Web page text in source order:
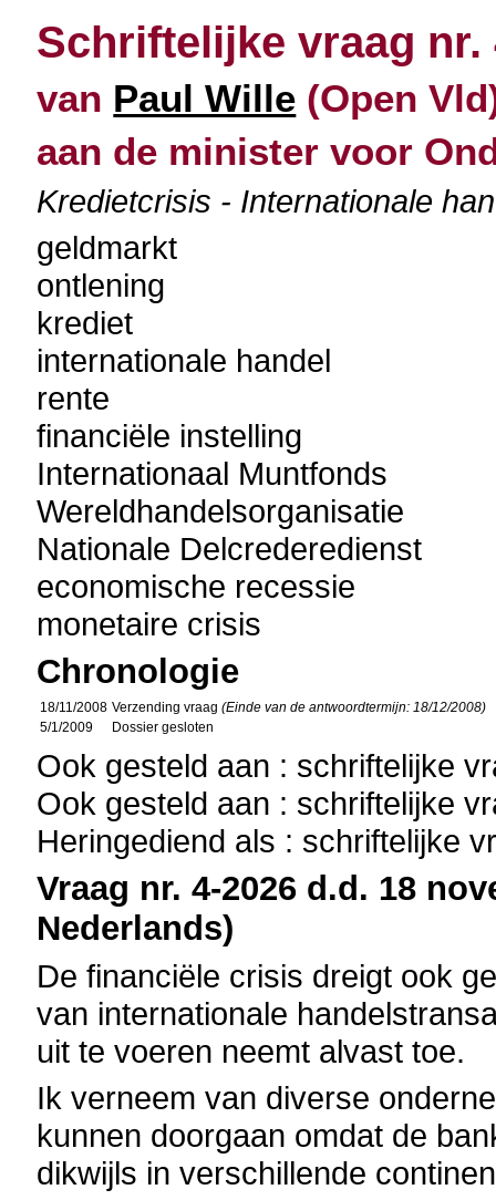
Schriftelijke vraag nr.
van Paul Wille (Open
aan de minister voor
Kredietcrisis - Internationale
geldmarkt
ontlening
krediet
internationale handel
rente
financiële instelling
Internationaal Muntfonds
Wereldhandelsorganisatie
Nationale Delcrederedienst
economische recessie
monetaire crisis
Chronologie
18/11/2008 Verzending vraag(Einde van de antwoordtermijn: 18/12/2008)
5/1/2009
Dossier gesloten
Ook gesteld aan : schriftelijke
Ook gesteld aan : schriftelijke
Heringediend als : schriftelijke
Vraag nr. 4-2026 d.d. 18
Nederlands)
De financiële crisis dreigt ook
van internationale
uit te voeren neemt alvast toe.
Ik verneem van diverse
kunnen doorgaan omdat de
dikwijls in verschillende